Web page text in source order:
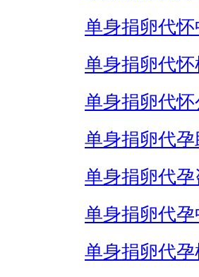
单身捐卵代怀
单身捐卵代怀
单身捐卵代怀
单身捐卵代孕
单身捐卵代孕
单身捐卵代孕
单身捐卵代孕